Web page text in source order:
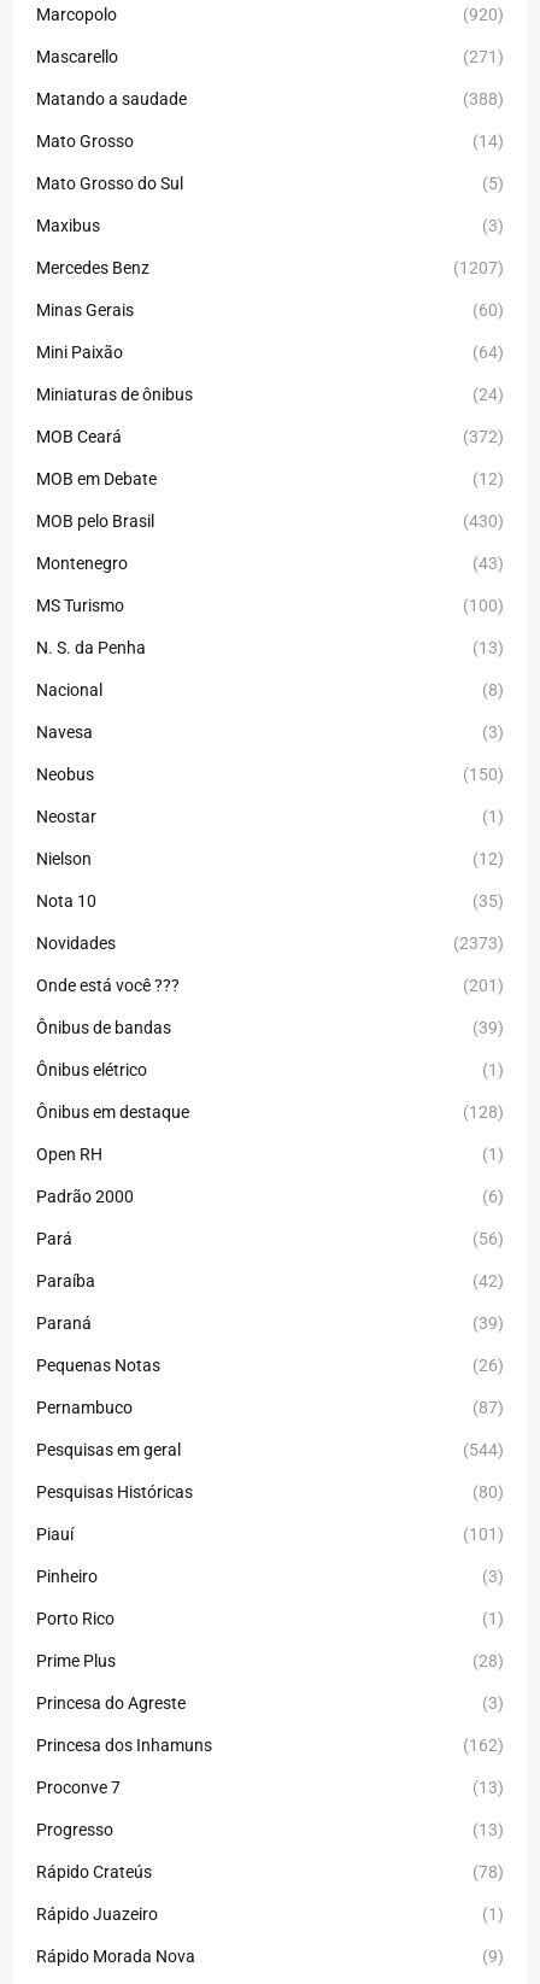
Marcopolo (920)
Mascarello (271)
Matando a saudade (388)
Mato Grosso (14)
Mato Grosso do Sul (5)
Maxibus (3)
Mercedes Benz (1207)
Minas Gerais (60)
Mini Paixão (64)
Miniaturas de ônibus (24)
MOB Ceará (372)
MOB em Debate (12)
MOB pelo Brasil (430)
Montenegro (43)
MS Turismo (100)
N. S. da Penha (13)
Nacional (8)
Navesa (3)
Neobus (150)
Neostar (1)
Nielson (12)
Nota 10 (35)
Novidades (2373)
Onde está você ??? (201)
Ônibus de bandas (39)
Ônibus elétrico (1)
Ônibus em destaque (128)
Open RH (1)
Padrão 2000 (6)
Pará (56)
Paraíba (42)
Paraná (39)
Pequenas Notas (26)
Pernambuco (87)
Pesquisas em geral (544)
Pesquisas Históricas (80)
Piauí (101)
Pinheiro (3)
Porto Rico (1)
Prime Plus (28)
Princesa do Agreste (3)
Princesa dos Inhamuns (162)
Proconve 7 (13)
Progresso (13)
Rápido Crateús (78)
Rápido Juazeiro (1)
Rápido Morada Nova (9)